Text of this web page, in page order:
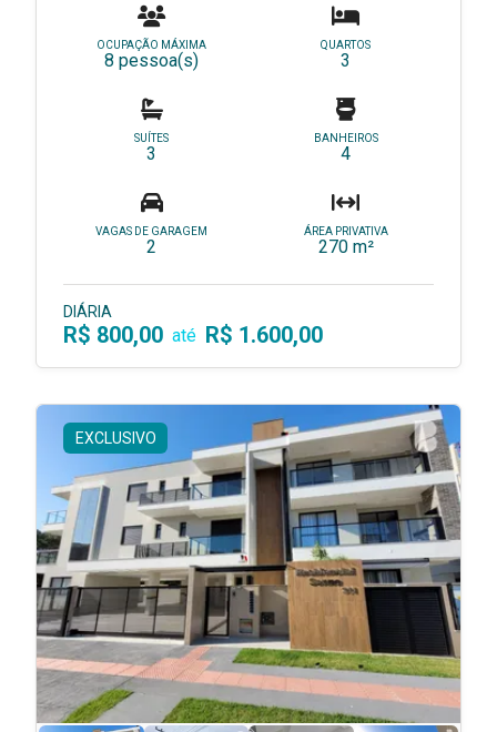
OCUPAÇÃO MÁXIMA
8 pessoa(s)
QUARTOS
3
SUÍTES
3
BANHEIROS
4
VAGAS DE GARAGEM
2
ÁREA PRIVATIVA
270 m²
DIÁRIA
R$ 800,00 até R$ 1.600,00
EXCLUSIVO